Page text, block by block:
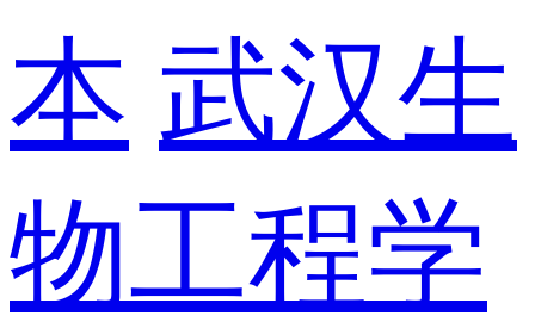
本 武汉生
物工程学